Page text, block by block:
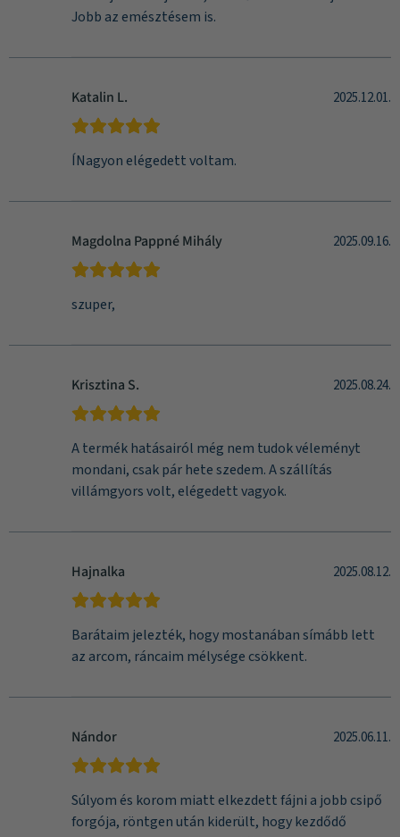
Jobb az emésztésem is.
Katalin L. 2025.12.01.
ÍNagyon elégedett voltam.
Magdolna Pappné Mihály 2025.09.16.
szuper,
Krisztina S. 2025.08.24.
A termék hatásairól még nem tudok véleményt
mondani, csak pár hete szedem. A szállítás
villámgyors volt, elégedett vagyok.
Hajnalka 2025.08.12.
Barátaim jelezték, hogy mostanában símább lett
az arcom, ráncaim mélysége csökkent.
Nándor 2025.06.11.
Súlyom és korom miatt elkezdett fájni a jobb csipő
forgója, röntgen után kiderült, hogy kezdődő